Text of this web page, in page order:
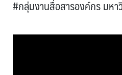
#กลุ่มงานสื่อสารองค์กร มห